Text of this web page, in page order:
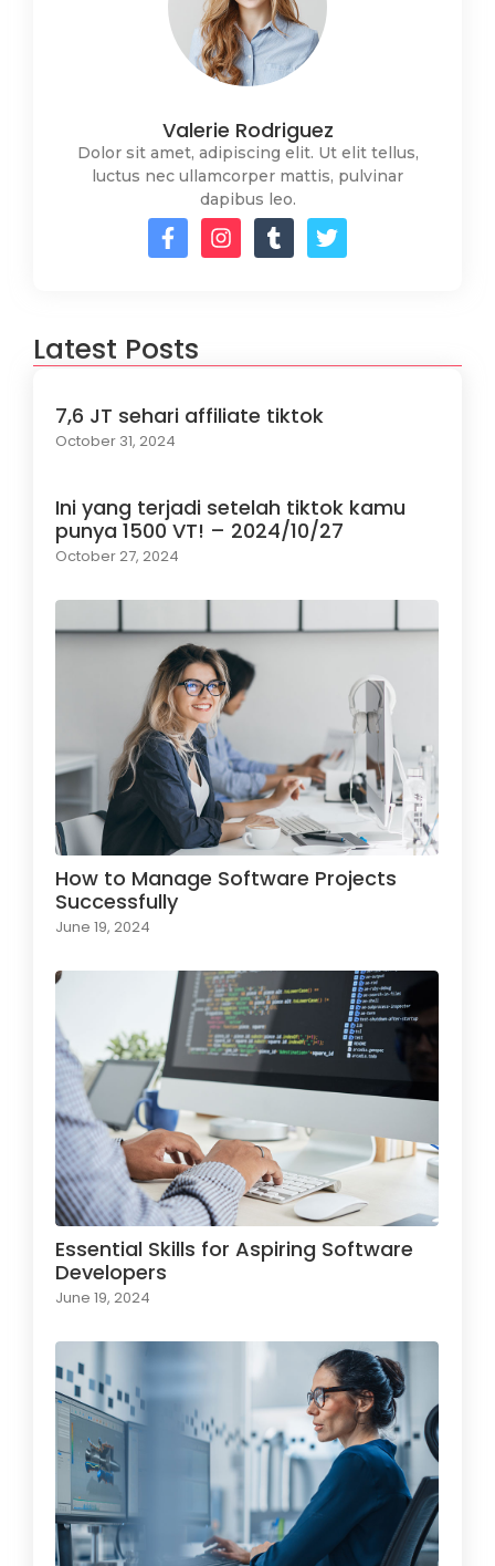
Valerie Rodriguez
Dolor sit amet, adipiscing elit. Ut elit tellus,
luctus nec ullamcorper mattis, pulvinar
dapibus leo.
Latest Posts
7,6 JT sehari affiliate tiktok
October 31, 2024
Ini yang terjadi setelah tiktok kamu
punya 1500 VT! – 2024/10/27
October 27, 2024
How to Manage Software Projects
Successfully
June 19, 2024
Essential Skills for Aspiring Software
Developers
June 19, 2024